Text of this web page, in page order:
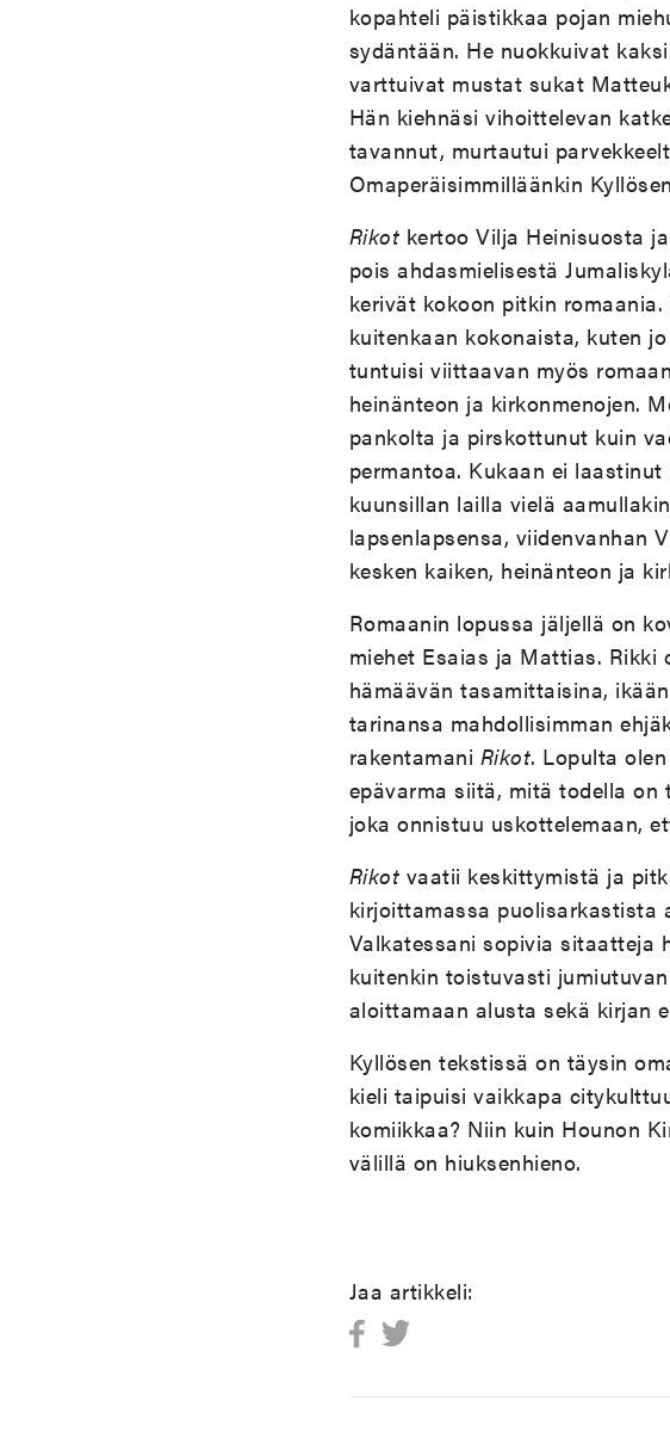
kopahteli päistikkaa pojan
sydäntään. He nuokkuivat
varttuivat mustat sukat
Hän kiehnäsi vihoittelevan
tavannut, murtautui
Omaperäisimmilläänkin
Rikot kertoo Vilja Heinisuosta
pois ahdasmielisestä
kerivät kokoon pitkin
kuitenkaan kokonaista, kuten
tuntuisi viittaavan myös
heinänteon ja kirkonmenojen.
pankolta ja pirskottunut kuin
permantoa. Kukaan ei
kuunsillan lailla vielä
lapsenlapsensa, viidenvanhan
kesken kaiken, heinänteon ja
Romaanin lopussa jäljellä on
miehet Esaias ja Mattias.
hämäävän tasamittaisina,
tarinansa mahdollisimman
rakentamani Rikot. Lopulta
epävarma siitä, mitä todella on
joka onnistuu uskottelemaan,
Rikot vaatii keskittymistä ja
kirjoittamassa puolisarkastista
Valkatessani sopivia sitaatteja
kuitenkin toistuvasti
aloittamaan alusta sekä kirjan
Kyllösen tekstissä on täysin
kieli taipuisi vaikkapa
komiikkaa? Niin kuin Hounon
välillä on hiuksenhieno.
Jaa artikkeli: